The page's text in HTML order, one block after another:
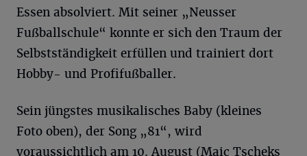
Essen absolviert. Mit seiner „Neusser
Fußballschule“ konnte er sich den Traum der
Selbstständigkeit erfüllen und trainiert dort
Hobby- und Profifußballer.
Sein jüngstes musikalisches Baby (kleines
Foto oben), der Song „81“, wird
voraussichtlich am 10. August (Maic Tscheks